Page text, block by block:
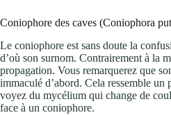
Coniophore des caves (Coniophora
Le coniophore est sans doute la
d’où son surnom. Contrairement à la
propagation. Vous remarquerez que
immaculé d’abord. Cela ressemble
voyez du mycélium qui change de
face à un coniophore.